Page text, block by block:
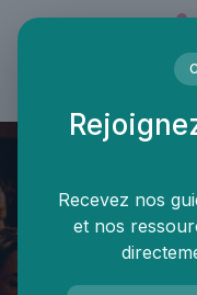
Recevez nos
et nos
Panneau de gestion